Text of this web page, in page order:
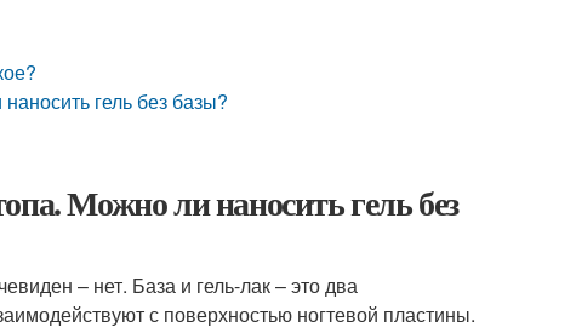
гель без базы?
Можно ли наносить гель без
– нет. База и гель-лак – это два
с поверхностью ногтевой пластины.